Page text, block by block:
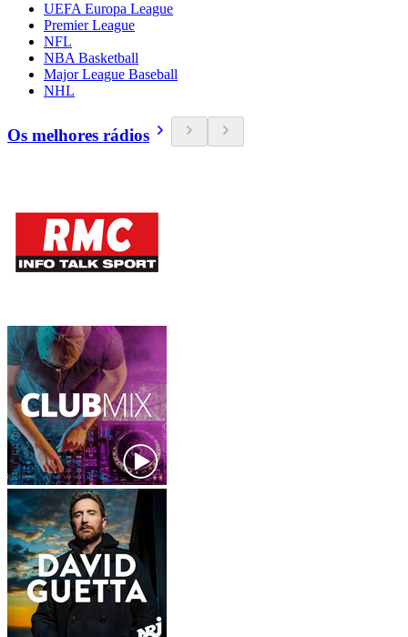
UEFA Europa League
Premier League
NFL
NBA Basketball
Major League Baseball
NHL
Os melhores rádios